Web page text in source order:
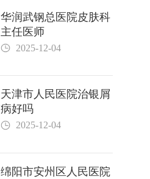
华润武钢总医院皮肤科
主任医师
2025-12-04
天津市人民医院治银屑
病好吗
2025-12-04
绵阳市安州区人民医院